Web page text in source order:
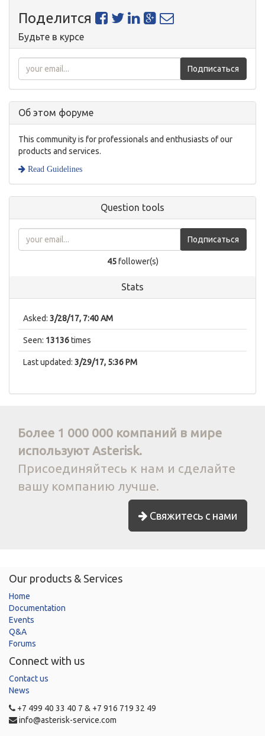
Поделится
Будьте в курсе
Подписаться
Об этом форуме
This community is for professionals and enthusiasts of our
products and services.
Read Guidelines
Question tools
Подписаться
45follower(s)
Stats
Asked: 3/28/17, 7:40 AM
Seen: 13136times
Last updated: 3/29/17, 5:36 PM
Более 1 000 000 компаний в мире
используют Asterisk.
Присоединяйтесь к нам и сделайте
вашу компанию лучше.
Свяжитесь с нами
Our products & Services
Home
Documentation
Events
Q&A
Forums
Connect with us
Contact us
News
+7 499 40 33 40 7 & +7 916 719 32 49
info@asterisk-service.com